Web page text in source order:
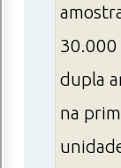
30.000
dupla
na